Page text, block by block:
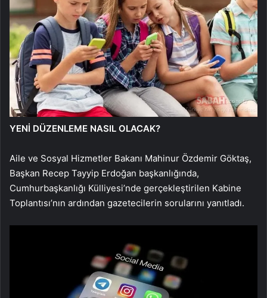
YENİ DÜZENLEME NASIL OLACAK?
Aile ve Sosyal Hizmetler Bakanı Mahinur Özdemir Göktaş,
Başkan Recep Tayyip Erdoğan başkanlığında,
Cumhurbaşkanlığı Külliyesi’nde gerçekleştirilen Kabine
Toplantısı’nın ardından gazetecilerin sorularını yanıtladı.